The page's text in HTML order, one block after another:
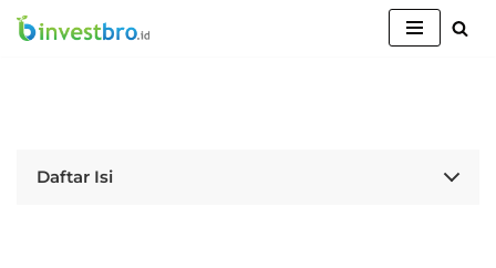
Daftar Isi